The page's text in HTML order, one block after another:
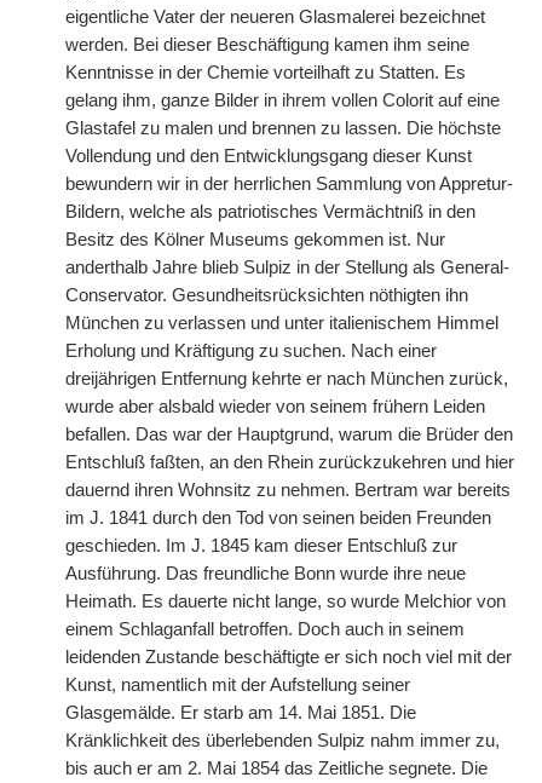
eigentliche Vater der neueren Glasmalerei bezeichnet
werden. Bei dieser Beschäftigung kamen ihm seine
Kenntnisse in der Chemie vorteilhaft zu Statten. Es
gelang ihm, ganze Bilder in ihrem vollen Colorit auf eine
Glastafel zu malen und brennen zu lassen. Die höchste
Vollendung und den Entwicklungsgang dieser Kunst
bewundern wir in der herrlichen Sammlung von Appretur-
Bildern, welche als patriotisches Vermächtniß in den
Besitz des Kölner Museums gekommen ist. Nur
anderthalb Jahre blieb Sulpiz in der Stellung als General-
Conservator. Gesundheitsrücksichten nöthigten ihn
München zu verlassen und unter italienischem Himmel
Erholung und Kräftigung zu suchen. Nach einer
dreijährigen Entfernung kehrte er nach München zurück,
wurde aber alsbald wieder von seinem frühern Leiden
befallen. Das war der Hauptgrund, warum die Brüder den
Entschluß faßten, an den Rhein zurückzukehren und hier
dauernd ihren Wohnsitz zu nehmen. Bertram war bereits
im J. 1841 durch den Tod von seinen beiden Freunden
geschieden. Im J. 1845 kam dieser Entschluß zur
Ausführung. Das freundliche Bonn wurde ihre neue
Heimath. Es dauerte nicht lange, so wurde Melchior von
einem Schlaganfall betroffen. Doch auch in seinem
leidenden Zustande beschäftigte er sich noch viel mit der
Kunst, namentlich mit der Aufstellung seiner
Glasgemälde. Er starb am 14. Mai 1851. Die
Kränklichkeit des überlebenden Sulpiz nahm immer zu,
bis auch er am 2. Mai 1854 das Zeitliche segnete. Die